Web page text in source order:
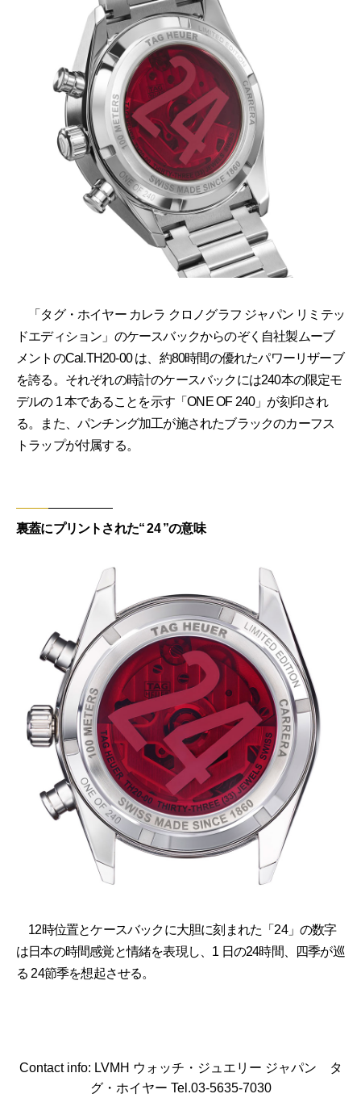
「タグ・ホイヤー カレラ クロノグラフ ジャパン リミテッ
ドエディション」のケースバックからのぞく自社製ムーブ
メントのCal.TH20-00 は、約80時間の優れたパワーリザーブ
を誇る。それぞれの時計のケースバックには240本の限定モ
デルの 1 本であることを示す「ONE OF 240」が刻印され
る。また、パンチング加工が施されたブラックのカーフス
トラップが付属する。
裏蓋にプリントされた“ 24 ”の意味
12時位置とケースバックに大胆に刻まれた「24」の数字
は日本の時間感覚と情緒を表現し、1 日の24時間、四季が巡
る 24節季を想起させる。
Contact info: LVMH ウォッチ・ジュエリー ジャパン タ
グ・ホイヤー Tel.03-5635-7030